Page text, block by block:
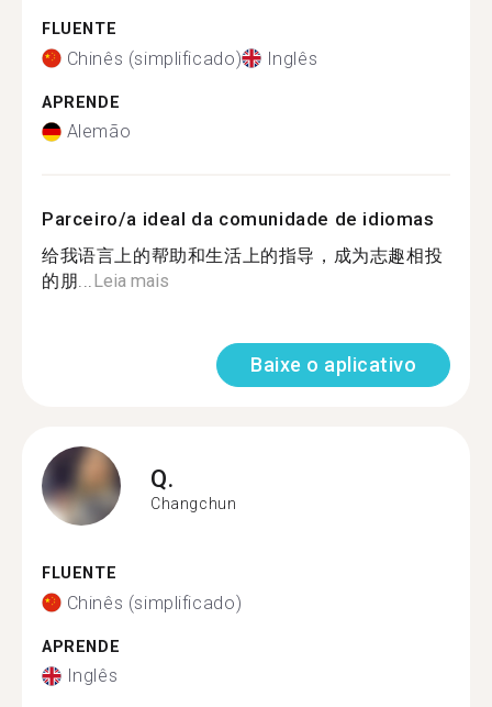
FLUENTE
Chinês (simplificado) Inglês
APRENDE
Alemão
Parceiro/a ideal da comunidade de idiomas
给我语言上的帮助和生活上的指导，成为志趣相投
的朋...Leia mais
Baixe o aplicativo
Q.
Changchun
FLUENTE
Chinês (simplificado)
APRENDE
Inglês